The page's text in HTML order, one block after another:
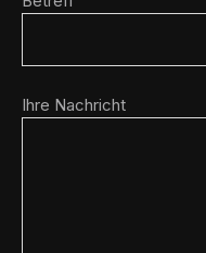
Ihre Nachricht